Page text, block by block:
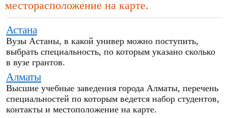
месторасположение на карте.
Астана
Вузы Астаны, в какой универ можно поступить,
выбрать специальность, по которым указано сколько
в вузе грантов.
Алматы
Высшие учебные заведения города Алматы, перечень
специальностей по которым ведется набор студентов,
контакты и местоположение на карте.